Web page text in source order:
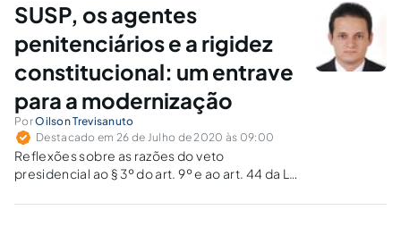
SUSP, os agentes
penitenciários e a rigidez
constitucional: um entrave
para a modernização
PorOilson Trevisanuto
Destacado em 26 de Julho de 2020 às 09:00
Reflexões sobre as razões do veto
presidencial ao § 3º do art. 9º e ao art. 44 da Lei
Segurança Pública (SUSP) e a Política Nacional